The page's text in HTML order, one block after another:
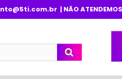
| NÃO